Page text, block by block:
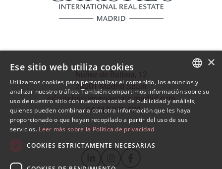
Núñez de Balboa, 12
28001 Madrid Spain
info@christiesrealestate-madrid.com
+34 910 970 970
SPANISH
ENGLISH
×
Ese sitio web utiliza cookies
Utilizamos cookies para personalizar el contenido, los anuncios y
analizar nuestro tráfico. También compartimos información sobre su
uso de nuestro sitio con nuestros socios de publicidad y análisis,
quienes pueden combinarla con otra información que les haya
proporcionado o que hayan recopilado a partir del uso de sus
servicios. Leer más sobre la Política de privacidad
COOKIES ESTRICTAMENTE NECESARIAS